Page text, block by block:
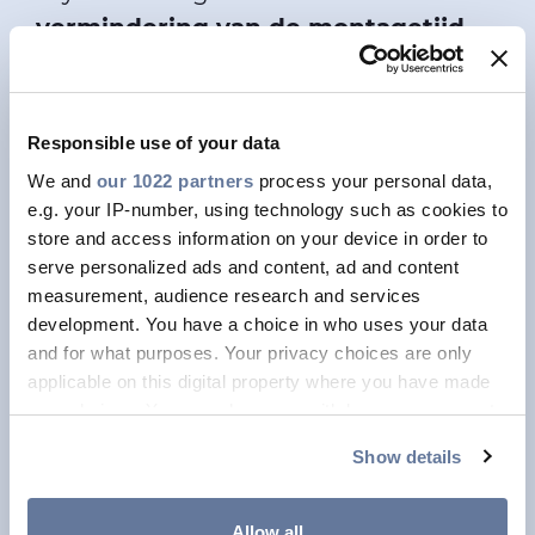
Responsible use of your data
We and our 1022 partners process your personal data,
e.g. your IP-number, using technology such as cookies to
store and access information on your device in order to
serve personalized ads and content, ad and content
measurement, audience research and services
development. You have a choice in who uses your data
and for what purposes. Your privacy choices are only
applicable on this digital property where you have made
your choices. You can change or withdraw your consent
If you allow, we would also like to:
Show details
vermindering van de montagetijd
, wat leidt tot algemene
besparingen op de installatieen een
kleiner risico op vertragingen.
Daarnaast wordt in de door de fabriek
gecontroleerde omgeving de
kwaliteitvan de montageplug
verbeterd en kan ook de elektrische
test worden uitgevoerd, wat zorgt
voor een betere betrouwbaarheid van
het kabelsysteem.